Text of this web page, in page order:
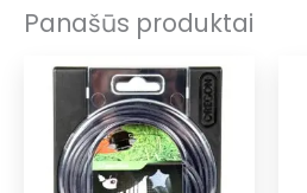
Panašūs produktai